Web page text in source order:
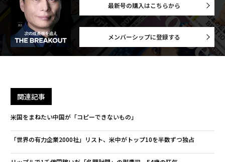
最新号の購入はこちらから
メンバーシップに登録する
関連記事
米国をまねたい中国が「コピーできないもの」
「世界の有力企業2000社」リスト、米中がトップ10を半数ずつ独占